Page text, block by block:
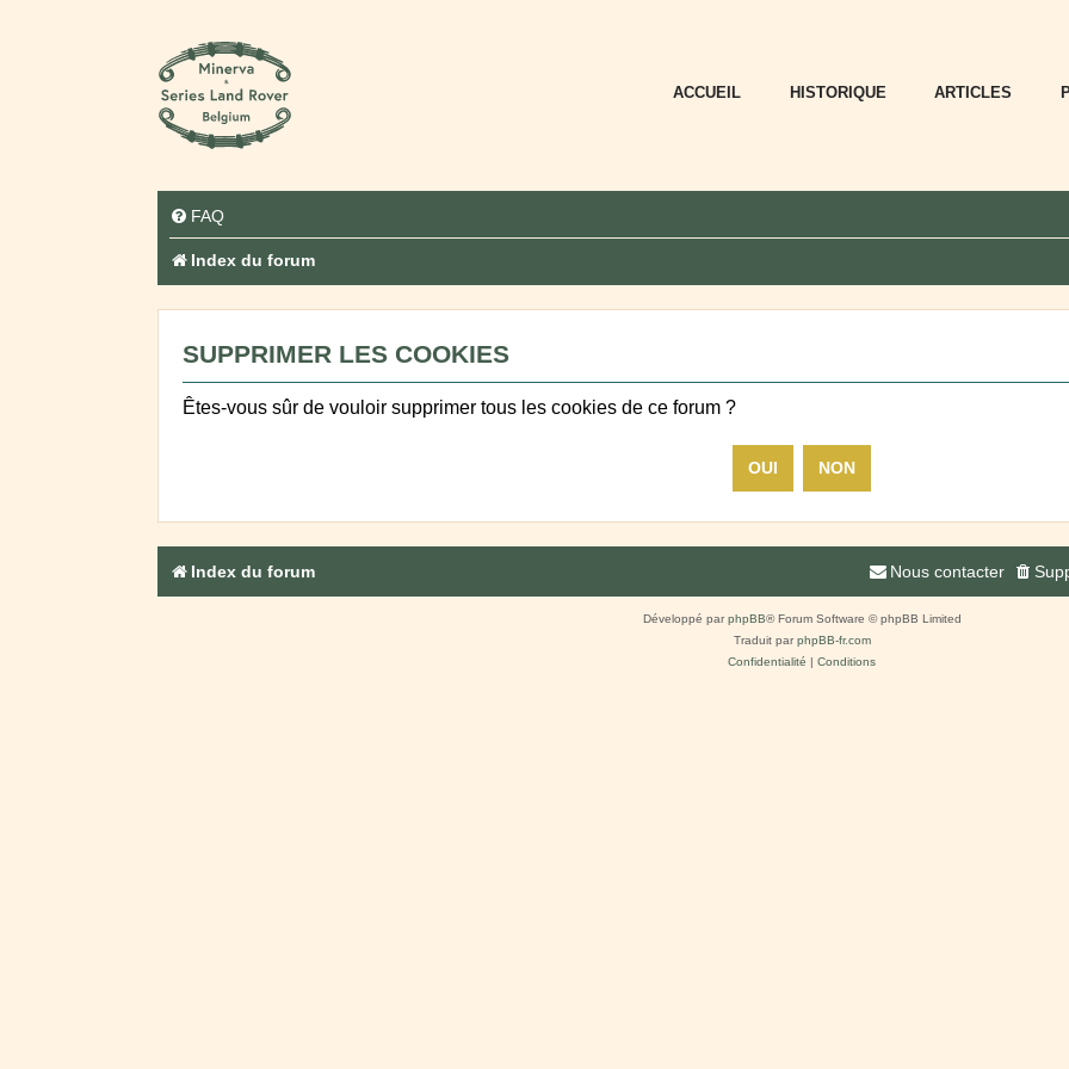
ACCUEIL HISTORIQUE ARTICLES
FAQ
Index du forum
SUPPRIMER LES COOKIES
Êtes-vous sûr de vouloir supprimer tous les cookies de ce forum ?
Index du forum Nous contacter
Développé parphpBB® Forum Software © phpBB Limited
Traduit parphpBB-fr.com
Confidentialité | Conditions